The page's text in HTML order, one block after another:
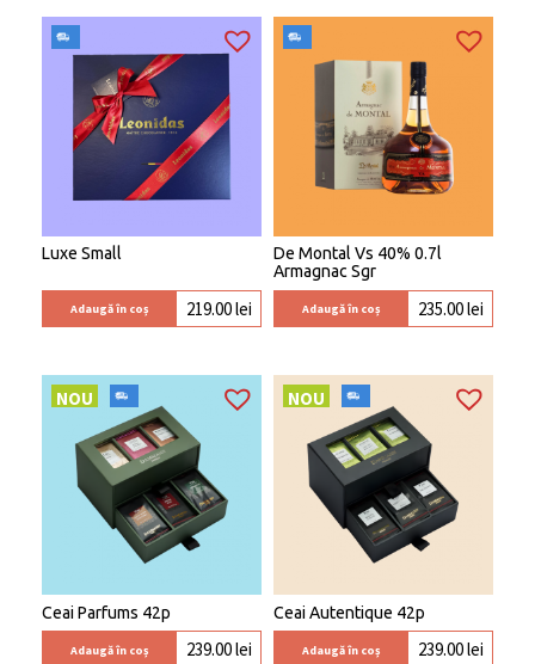
Luxe Small
Adaugă în coș 219.00lei
De Montal Vs 40% 0.7l
Armagnac Sgr
Adaugă în coș 235.00lei
NOU
Ceai Parfums 42p
Adaugă în coș 239.00lei
NOU
Ceai Autentique 42p
Adaugă în coș 239.00lei